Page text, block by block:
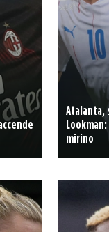
Atalanta,
mirino